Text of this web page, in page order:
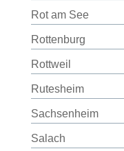
Rot am See
Rottenburg
Rottweil
Rutesheim
Sachsenheim
Salach